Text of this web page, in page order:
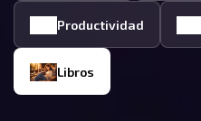
Productividad
Libros